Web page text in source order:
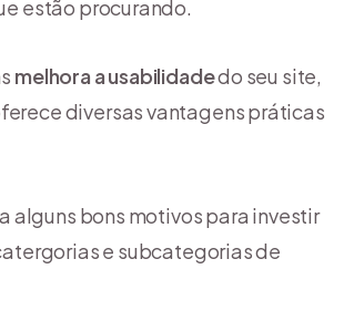
estão procurando.
melhora a usabilidadedo seu site,
diversas vantagens práticas
alguns bons motivos para investir
e subcategorias de